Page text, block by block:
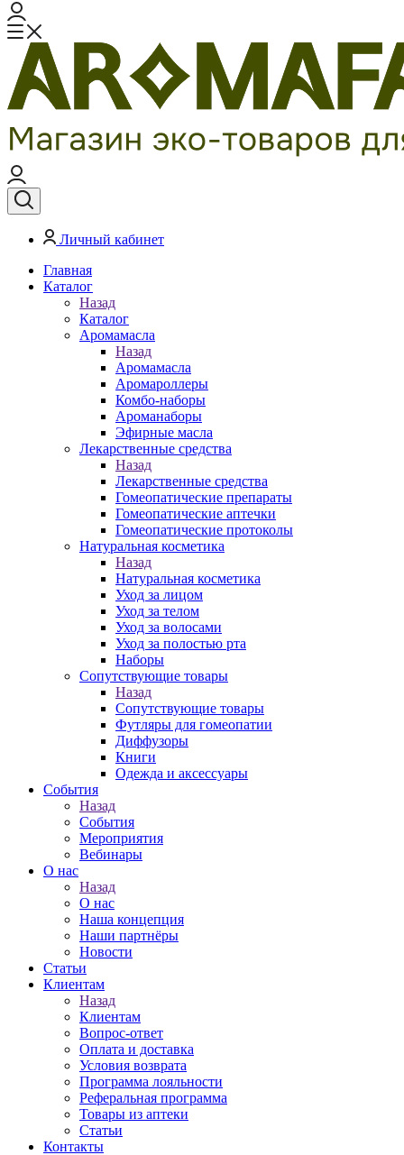
Личный кабинет
Главная
Каталог
Назад
Каталог
Аромамасла
Назад
Аромамасла
Аромароллеры
Комбо-наборы
Ароманаборы
Эфирные масла
Лекарственные средства
Назад
Лекарственные средства
Гомеопатические препараты
Гомеопатические аптечки
Гомеопатические протоколы
Натуральная косметика
Назад
Натуральная косметика
Уход за лицом
Уход за телом
Уход за волосами
Уход за полостью рта
Наборы
Сопутствующие товары
Назад
Сопутствующие товары
Футляры для гомеопатии
Диффузоры
Книги
Одежда и аксессуары
События
Назад
События
Мероприятия
Вебинары
О нас
Назад
О нас
Наша концепция
Наши партнёры
Новости
Статьи
Клиентам
Назад
Клиентам
Вопрос-ответ
Оплата и доставка
Условия возврата
Программа лояльности
Реферальная программа
Товары из аптеки
Статьи
Контакты